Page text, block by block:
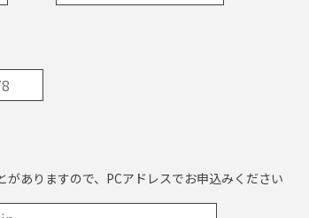
ありますので、PCアドレスでお申込みください